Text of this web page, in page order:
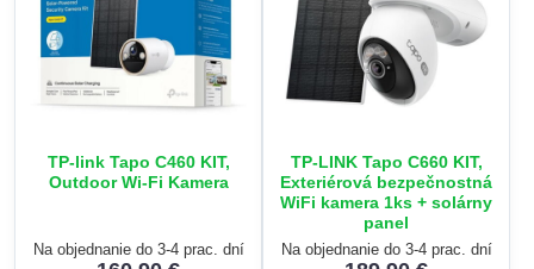
TP-link Tapo C460 KIT,
Outdoor Wi-Fi Kamera
Na objednanie do 3-4 prac. dní
TP-LINK Tapo C660 KIT,
Exteriérová bezpečnostná
WiFi kamera 1ks + solárny
panel
Na objednanie do 3-4 prac. dní